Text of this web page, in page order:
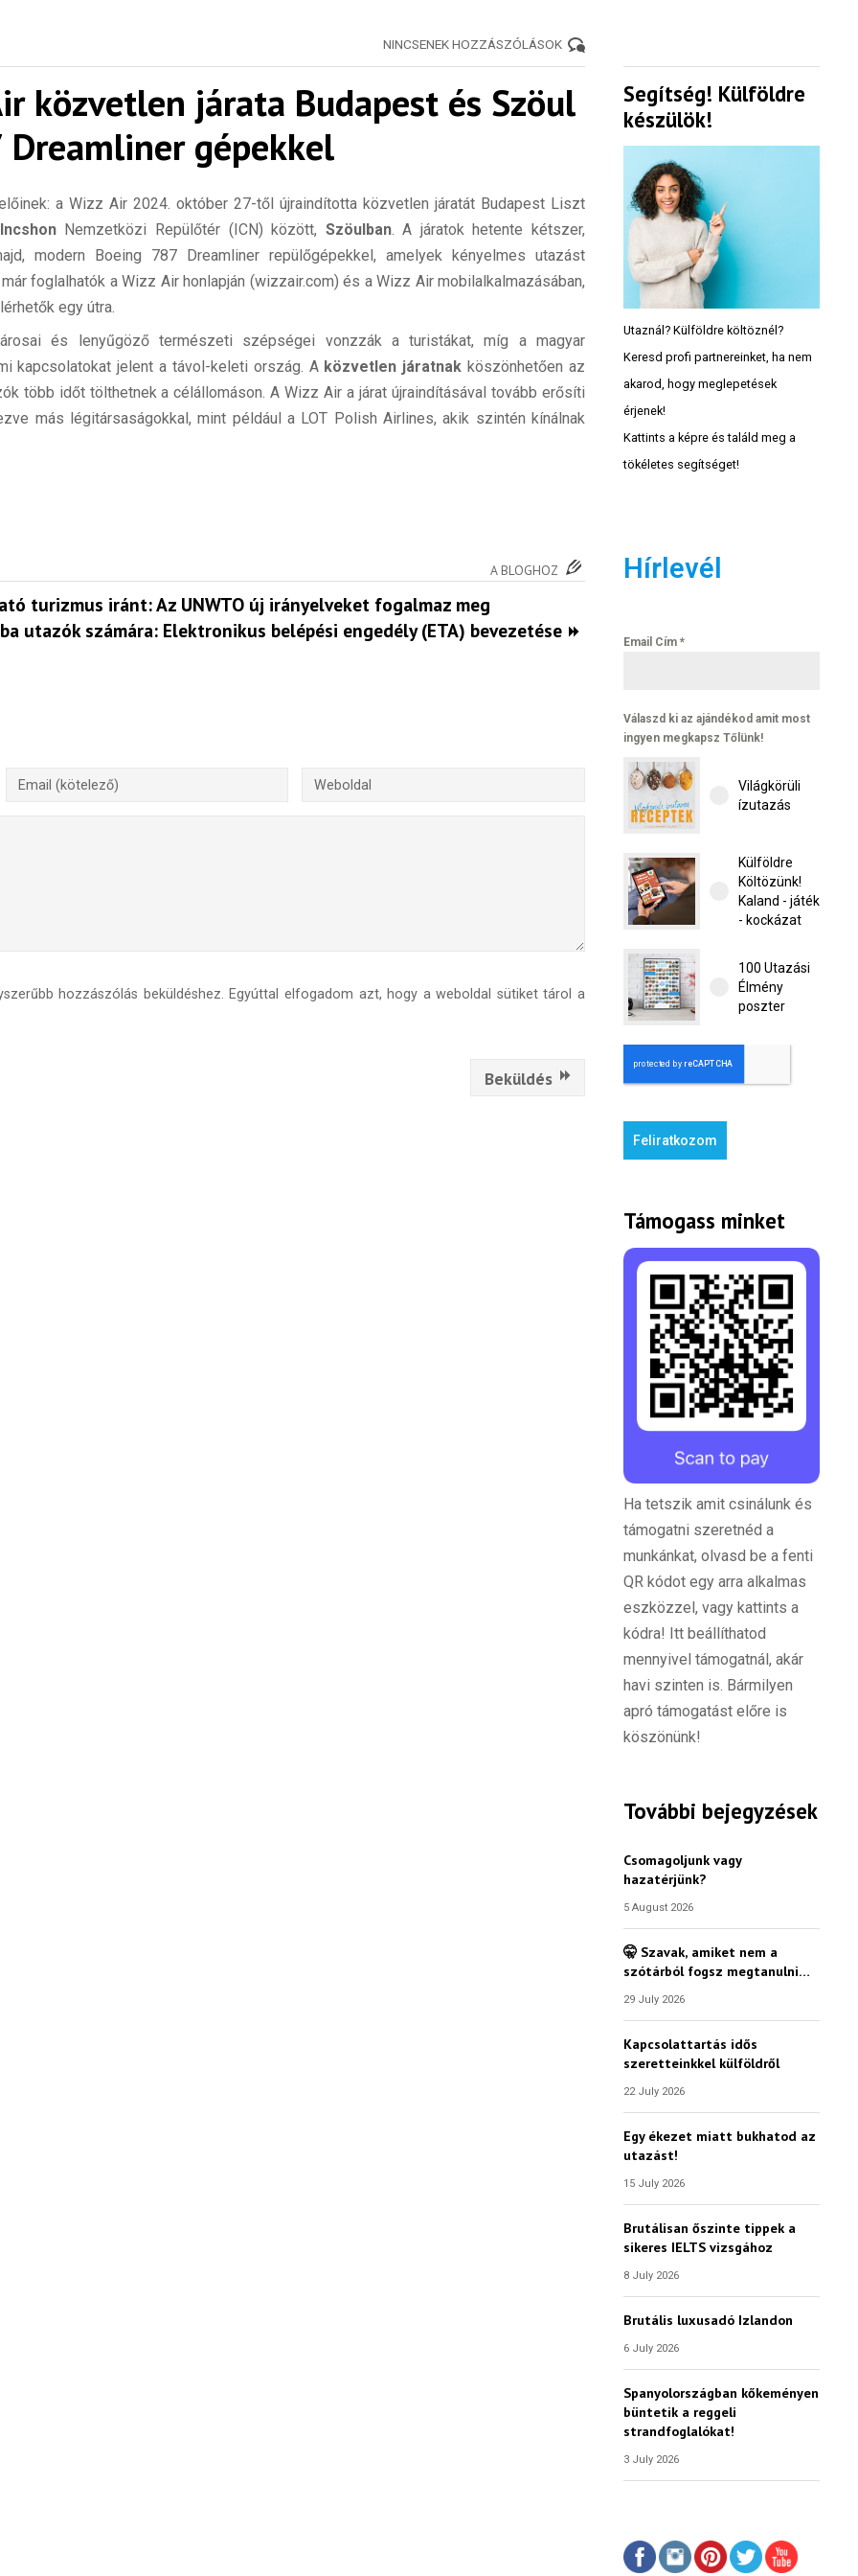
NINCSENEK HOZZÁSZÓLÁSOK
közvetlen járata Budapest és Szöul
gépekkel
a Wizz Air 2024. október 27-től újraindította közvetlen járatát Budapest Liszt
Incshon Nemzetközi Repülőtér (ICN) között, Szöulban. A járatok hetente kétszer,
modern Boeing 787 Dreamliner repülőgépekkel, amelyek kényelmes utazást
foglalhatók a Wizz Air honlapján (wizzair.com) és a Wizz Air mobilalkalmazásában,
egy útra.
és lenyűgöző természeti szépségei vonzzák a turistákat, míg a magyar
kapcsolatokat jelent a távol-keleti ország. Aközvetlen járatnak köszönhetően az
több időt tölthetnek a célállomáson. A Wizz Air a járat újraindításával tovább erősíti
más légitársaságokkal, mint például a LOT Polish Airlines, akik szintén kínálnak
A BLOGHOZ
turizmus iránt: Az UNWTO új irányelveket fogalmaz meg
utazók számára: Elektronikus belépési engedély (ETA) bevezetése
hozzászólás beküldéshez. Egyúttal elfogadom azt, hogy a weboldal sütiket tárol a
Beküldés
Segítség! Külföldre
készülök!
Utaznál? Külföldre költöznél?
Keresd profi partnereinket, ha nem
akarod, hogy meglepetések
érjenek!
Kattints a képre és találd meg a
tökéletes segítséget!
Hírlevél
Email Cím *
Válaszd ki az ajándékod amit most
ingyen megkapsz Tőlünk!
Világkörüli
ízutazás
Külföldre
Költözünk!
Kaland - játék
- kockázat
100 Utazási
Élmény
poszter
Feliratkozom
Támogass minket
Ha tetszik amit csinálunk és
támogatni szeretnéd a
munkánkat, olvasd be a fenti
QR kódot egy arra alkalmas
eszközzel, vagy kattints a
kódra! Itt beállíthatod
mennyivel támogatnál, akár
havi szinten is. Bármilyen
apró támogatást előre is
köszönünk!
További bejegyzések
Csomagoljunk vagy
hazatérjünk?
5 August 2026
🤫 Szavak, amiket nem a
szótárból fogsz megtanulni…
29 July 2026
Kapcsolattartás idős
szeretteinkkel külföldről
22 July 2026
Egy ékezet miatt bukhatod az
utazást!
15 July 2026
Brutálisan őszinte tippek a
sikeres IELTS vizsgához
8 July 2026
Brutális luxusadó Izlandon
6 July 2026
Spanyolországban kőkeményen
büntetik a reggeli
strandfoglalókat!
3 July 2026